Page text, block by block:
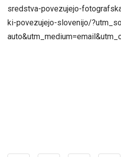
sredstva-povezujejo-
ki-povezujejo-slovenijo/